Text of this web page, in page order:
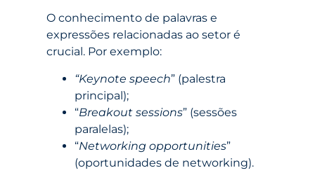
O conhecimento de palavras e
expressões relacionadas ao setor é
crucial. Por exemplo:
“Keynote speech” (palestra
principal);
“Breakout sessions” (sessões
paralelas);
“Networking opportunities”
(oportunidades de networking).